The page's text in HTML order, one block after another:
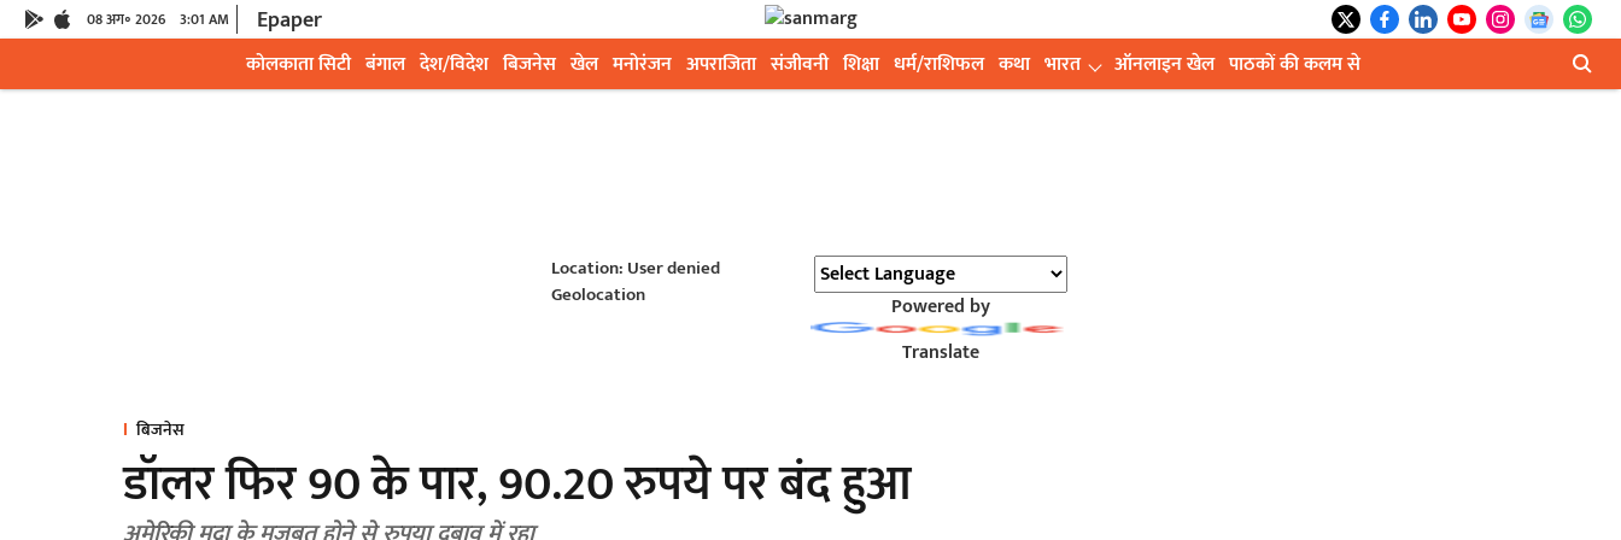
08 अग॰ 2026 3:01 AM Epaper
कोलकाता सिटी बंगाल देश/विदेश बिजनेस खेल मनोरंजन अपराजिता संजीवनी शिक्षा धर्म/राशिफल कथा भारत ऑनलाइन खेल पाठकों की कलम से
Location: User denied
Geolocation
Powered by
Translate
बिजनेस
डॉलर फिर 90 के पार, 90.20 रुपये पर बंद हुआ